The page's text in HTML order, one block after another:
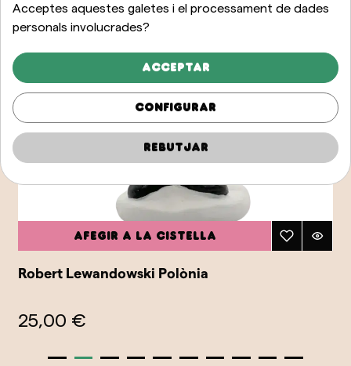
Afegir a la cistella
Robert Lewandowski Polònia
25,00 €
Acceptes aquestes galetes i el processament de dades
personals involucrades?
Acceptar
Configurar
Rebutjar